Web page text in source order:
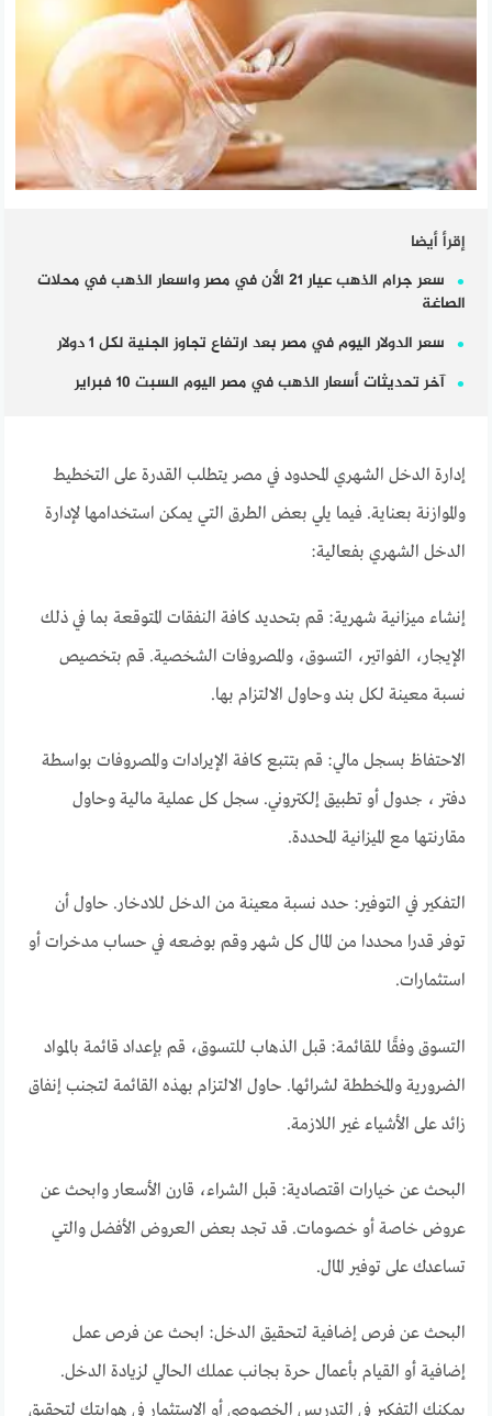
إقرأ أيضا
سعر جرام الذهب عيار 21 الأن في مصر واسعار الذهب في محلات
الصاغة
سعر الدولار اليوم في مصر بعد ارتفاع تجاوز الجنية لكل 1 دولار
آخر تحديثات أسعار الذهب في مصر اليوم السبت 10 فبراير
إدارة الدخل الشهري المحدود في مصر يتطلب القدرة على التخطيط
والموازنة بعناية. فيما يلي بعض الطرق التي يمكن استخدامها لإدارة
الدخل الشهري بفعالية:
إنشاء ميزانية شهرية: قم بتحديد كافة النفقات المتوقعة بما في ذلك
الإيجار، الفواتير، التسوق، والمصروفات الشخصية. قم بتخصيص
نسبة معينة لكل بند وحاول الالتزام بها.
الاحتفاظ بسجل مالي: قم بتتبع كافة الإيرادات والمصروفات بواسطة
دفتر ، جدول أو تطبيق إلكتروني. سجل كل عملية مالية وحاول
مقارنتها مع الميزانية المحددة.
التفكير في التوفير: حدد نسبة معينة من الدخل للادخار. حاول أن
توفر قدرا محددا من المال كل شهر وقم بوضعه في حساب مدخرات أو
استثمارات.
التسوق وفقًا للقائمة: قبل الذهاب للتسوق، قم بإعداد قائمة بالمواد
الضرورية والمخططة لشرائها. حاول الالتزام بهذه القائمة لتجنب إنفاق
زائد على الأشياء غير اللازمة.
البحث عن خيارات اقتصادية: قبل الشراء، قارن الأسعار وابحث عن
عروض خاصة أو خصومات. قد تجد بعض العروض الأفضل والتي
تساعدك على توفير المال.
البحث عن فرص إضافية لتحقيق الدخل: ابحث عن فرص عمل
إضافية أو القيام بأعمال حرة بجانب عملك الحالي لزيادة الدخل.
يمكنك التفكير في التدريس الخصوصي أو الاستثمار في هوايتك لتحقيق